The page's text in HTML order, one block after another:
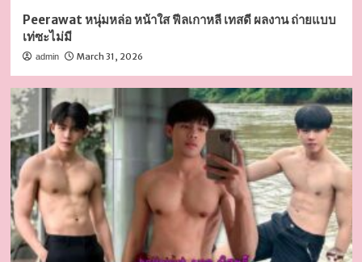
Peerawat หนุ่มหล่อ หน้าใส ฟีลเกาหลี เทสดี ผลงาน ถ่ายแบบ
เท่ซะไม่มี
admin March 31, 2026